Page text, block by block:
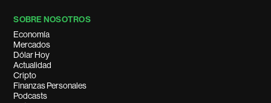
SOBRE NOSOTROS
Economía
Mercados
Dólar Hoy
Actualidad
Cripto
Finanzas Personales
Podcasts